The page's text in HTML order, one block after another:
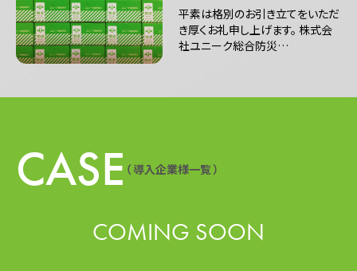
平素は格別のお引き立てをいただ
き厚くお礼申し上げます。 株式会
社ユニーク総合防災…
CASE （ 導入企業様一覧 ）
COMING SOON